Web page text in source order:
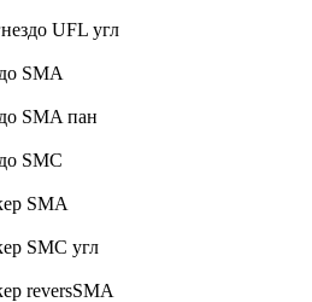
UFL угл
SMA
SMA пан
SMC
SMA
SMC угл
reversSMA